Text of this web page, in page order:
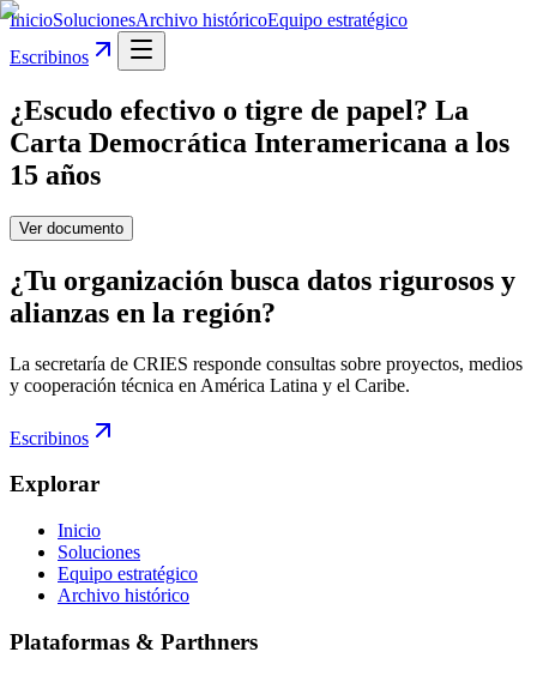
InicioSolucionesArchivo históricoEquipo estratégico
Escribinos
¿Escudo efectivo o tigre de papel? La
Carta Democrática Interamericana a los
15 años
Ver documento
¿Tu organización busca datos rigurosos y
alianzas en la región?
La secretaría de CRIES responde consultas sobre proyectos, medios
y cooperación técnica en América Latina y el Caribe.
Escribinos
Explorar
Inicio
Soluciones
Equipo estratégico
Archivo histórico
Plataformas & Parthners